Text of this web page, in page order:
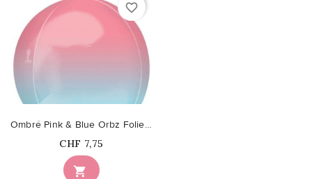
favorite_border

Ombré Pink & Blue Orbz Folienluftballon
Price
CHF 7,75